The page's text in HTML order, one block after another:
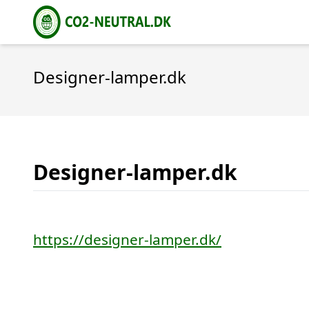
Designer-lamper.dk
Designer-lamper.dk
https://designer-lamper.dk/